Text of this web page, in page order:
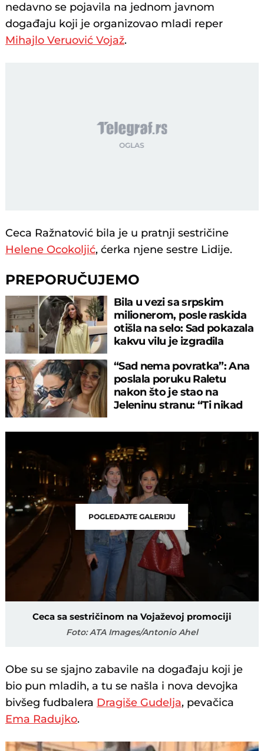
nedavno se pojavila na jednom javnom
događaju koji je organizovao mladi reper
Mihajlo Veruović Vojaž.
Ceca Ražnatović bila je u pratnji sestričine
Helene Ocokoljić, ćerka njene sestre Lidije.
PREPORUČUJEMO
Bila u vezi sa srpskim
milionerom, posle raskida
otišla na selo: Sad pokazala
kakvu vilu je izgradila
“Sad nema povratka”: Ana
poslala poruku Raletu
nakon što je stao na
Jeleninu stranu: “Ti nikad
POGLEDAJTE GALERIJU
Ceca sa sestričinom na Vojaževoj promociji
Foto: ATA Images/Antonio Ahel
Obe su se sjajno zabavile na događaju koji je
bio pun mladih, a tu se našla i nova devojka
bivšeg fudbalera Dragiše Gudelja, pevačica
Ema Radujko.